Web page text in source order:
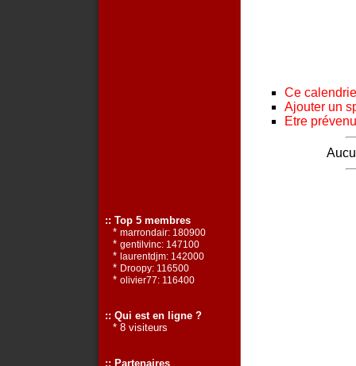
Ce
Ajouter un
Etre
:: Top 5 membres
* marrondair: 180900
* gentilvinc: 147100
* laurentdjm: 142000
* Droopy: 116500
* olivier77: 116400
:: Qui est en ligne ?
* 8 visiteurs
:: Partenaires